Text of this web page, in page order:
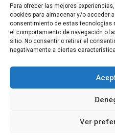
Para ofrecer las mejores
cookies para almacenar y/o acceder
consentimiento de estas tecnologías
el comportamiento de navegación o
sitio. No consentir o retirar el
negativamente a ciertas
Ver
28, avenue Pasteur, L-
Registration: R.C.S.
Acuerdo de licencia